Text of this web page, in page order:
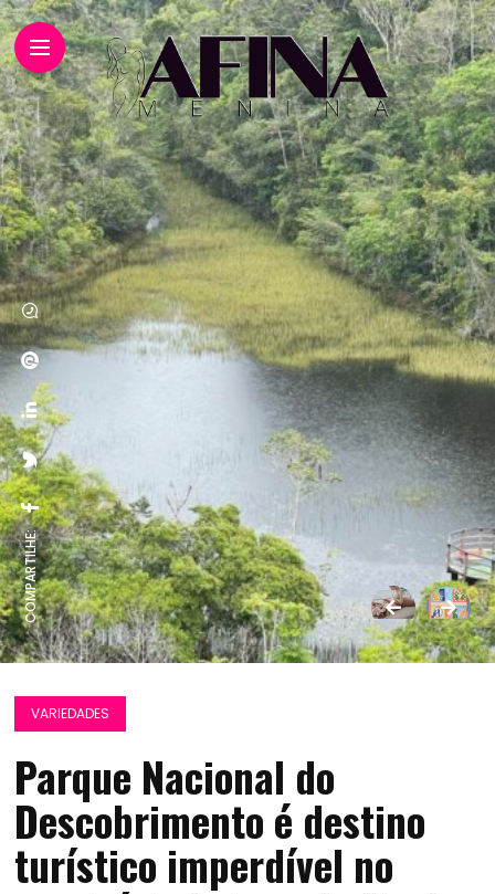
COMPARTILHE:
VARIEDADES
Parque Nacional do
Descobrimento é destino
turístico imperdível no